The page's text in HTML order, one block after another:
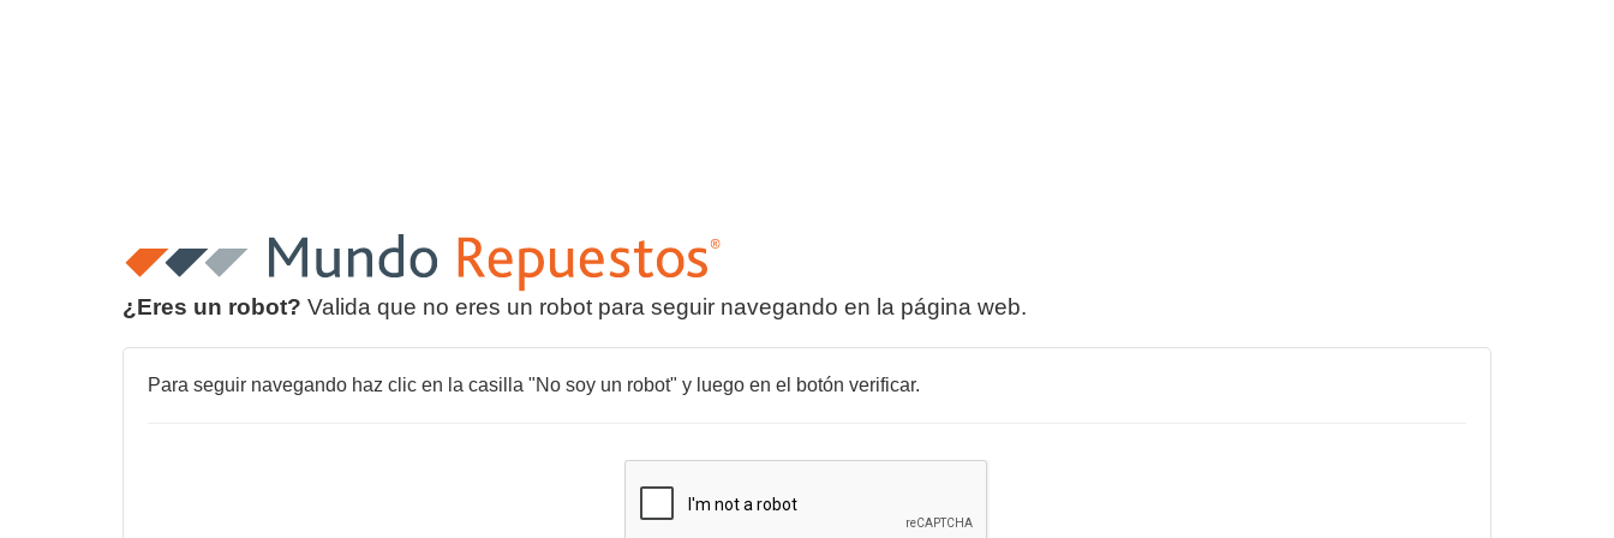
¿Eres un robot? Valida que no eres un robot para seguir navegando en la página web.
Para seguir navegando haz clic en la casilla "No soy un robot" y luego en el botón verificar.